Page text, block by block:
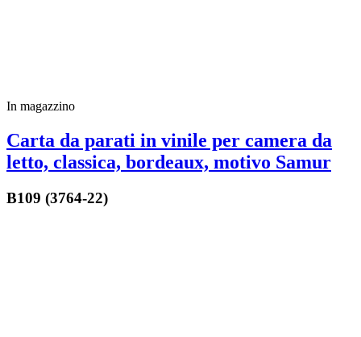
In magazzino
Carta da parati in vinile per camera da
letto, classica, bordeaux, motivo Samur
B109 (3764-22)